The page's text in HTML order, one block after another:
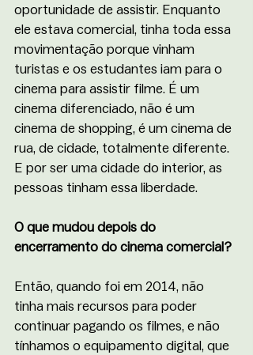
oportunidade de assistir. Enquanto
ele estava comercial, tinha toda essa
movimentação porque vinham
turistas e os estudantes iam para o
cinema para assistir filme. É um
cinema diferenciado, não é um
cinema de shopping, é um cinema de
rua, de cidade, totalmente diferente.
E por ser uma cidade do interior, as
pessoas tinham essa liberdade.
O que mudou depois do
encerramento do cinema comercial?
Então, quando foi em 2014, não
tinha mais recursos para poder
continuar pagando os filmes, e não
tínhamos o equipamento digital, que